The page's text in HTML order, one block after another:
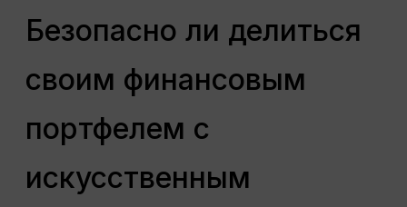
Безопасно ли делиться
своим финансовым
портфелем с
искусственным